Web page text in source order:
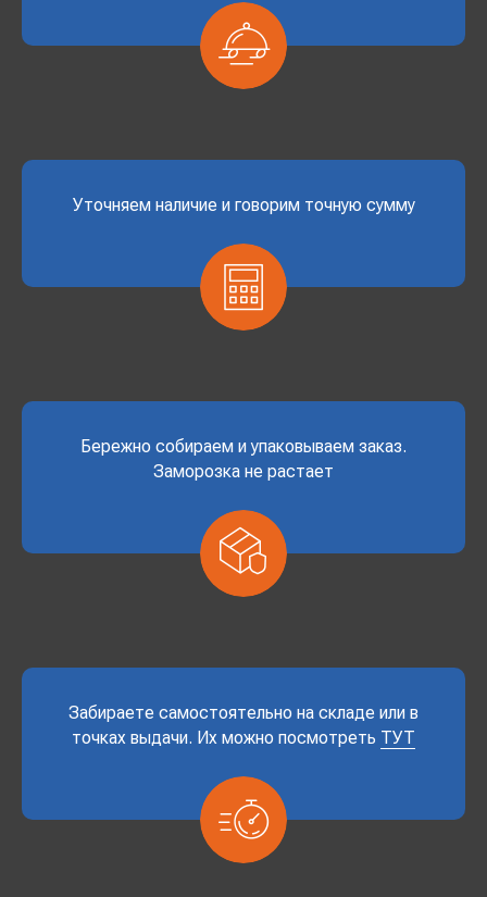
Уточняем наличие и говорим точную сумму
Бережно собираем и упаковываем заказ.
Заморозка не растает
Забираете самостоятельно на складе или в
точках выдачи. Их можно посмотреть ТУТ